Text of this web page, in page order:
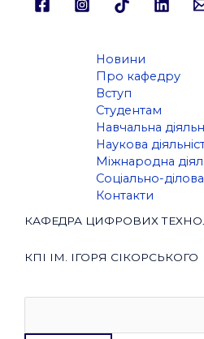
Новини
Про кафедру
Вступ
Студентам
Навчальна
Наукова
Міжнародна
Соціально-
Контакти
КАФЕДРА ЦИФРОВИХ
КПІ ІМ. ІГОРЯ СІКОРСЬКОГО